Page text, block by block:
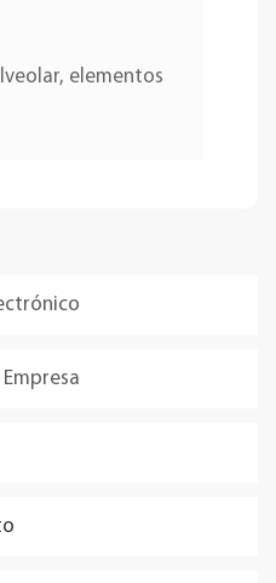
elementos